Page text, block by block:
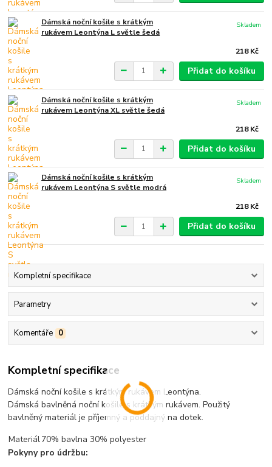
Dámská noční košile s krátkým
rukávem Leontýna L světle šedá
218 Kč
Skladem
Přidat do košíku
Dámská noční košile s krátkým
rukávem Leontýna XL světle šedá
218 Kč
Skladem
Přidat do košíku
Dámská noční košile s krátkým
rukávem Leontýna S světle modrá
218 Kč
Skladem
Přidat do košíku
Kompletní specifikace
Parametry
Komentáře 0
Kompletní specifikace
Dámská noční košile s krátkým rukávem Leontýna.
Dámská bavlněná noční košile s krátkým rukávem. Použitý
bavlněný materiál je příjemný a poddajný na dotek.
Materiál70% bavlna 30% polyester
Pokyny pro údržbu: